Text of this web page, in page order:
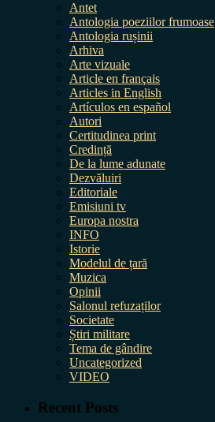
Antet
Antologia poeziilor frumoase
Antologia rușinii
Arhiva
Arte vizuale
Article en français
Articles in English
Artículos en español
Autori
Certitudinea print
Credință
De la lume adunate
Dezvăluiri
Editoriale
Emisiuni tv
Europa nostra
INFO
Istorie
Modelul de țară
Muzica
Opinii
Salonul refuzaților
Societate
Știri militare
Tema de gândire
Uncategorized
VIDEO
Recent Posts